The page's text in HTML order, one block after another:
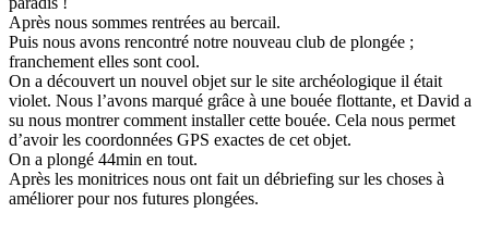
Après nous sommes rentrées au bercail.
Puis nous avons rencontré notre nouveau club de plongée ;
franchement elles sont cool.
On a découvert un nouvel objet sur le site archéologique il était
violet. Nous l’avons marqué grâce à une bouée flottante, et David a
su nous montrer comment installer cette bouée. Cela nous permet
d’avoir les coordonnées GPS exactes de cet objet.
On a plongé 44min en tout.
Après les monitrices nous ont fait un débriefing sur les choses à
améliorer pour nos futures plongées.